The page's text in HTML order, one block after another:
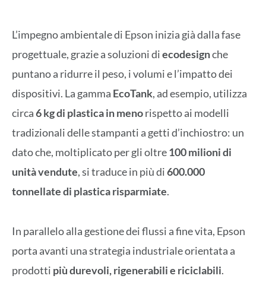
L’impegno ambientale di Epson inizia già dalla fase
progettuale, grazie a soluzioni diecodesignche
puntano a ridurre il peso, i volumi e l’impatto dei
dispositivi. La gamma EcoTank, ad esempio, utilizza
circa6 kg di plastica in menorispetto ai modelli
tradizionali delle stampanti a getti d’inchiostro: un
dato che, moltiplicato per gli oltre100 milioni di
unità vendute, si traduce in più di600.000
tonnellate di plastica risparmiate.
In parallelo alla gestione dei flussi a fine vita, Epson
porta avanti una strategia industriale orientata a
prodotti più durevoli, rigenerabili e riciclabili.